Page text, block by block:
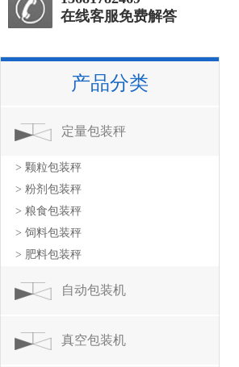
在线客服免费解答
产品分类
定量包装秤
> 颗粒包装秤
> 粉剂包装秤
> 粮食包装秤
> 饲料包装秤
> 肥料包装秤
自动包装机
真空包装机